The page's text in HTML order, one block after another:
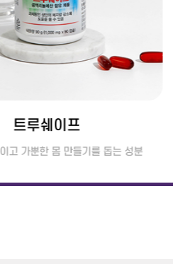
트루쉐이프
고 가뿐한 몸 만들기를 돕는 성분